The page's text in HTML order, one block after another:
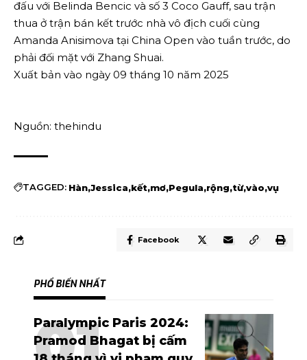
đấu với Belinda Bencic và số 3 Coco Gauff, sau trận
thua ở trận bán kết trước nhà vô địch cuối cùng
Amanda Anisimova tại China Open vào tuần trước, do
phải đối mặt với Zhang Shuai.
Xuất bản vào ngày 09 tháng 10 năm 2025
Nguồn: thehindu
TAGGED: Hàn Jessica kết mơ Pegula rộng từ vào vụ
Facebook
PHỔ BIẾN NHẤT
Paralympic Paris 2024:
Pramod Bhagat bị cấm